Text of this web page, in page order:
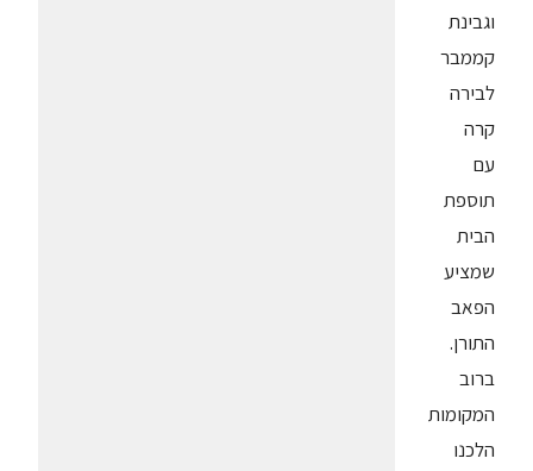
וגבינת
קממבר
לבירה
קרה
עם
תוספת
הבית
שמציע
הפאב
התורן.
ברוב
המקומות
הלכנו